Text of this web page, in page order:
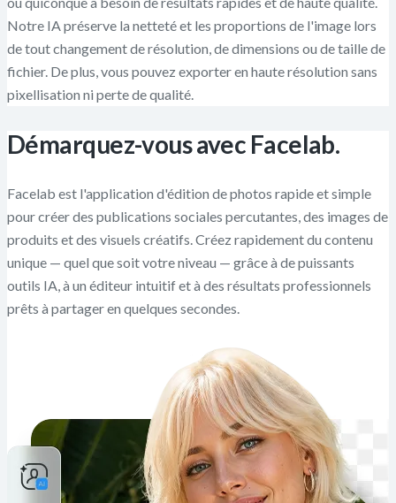
Notre IA préserve la netteté et les proportions de l'image lors
de tout changement de résolution, de dimensions ou de taille de
fichier. De plus, vous pouvez exporter en haute résolution sans
pixellisation ni perte de qualité.
Démarquez-vous avec Facelab.
Facelab est l'application d'édition de photos rapide et simple
pour créer des publications sociales percutantes, des images de
produits et des visuels créatifs. Créez rapidement du contenu
unique — quel que soit votre niveau — grâce à de puissants
outils IA, à un éditeur intuitif et à des résultats professionnels
prêts à partager en quelques secondes.